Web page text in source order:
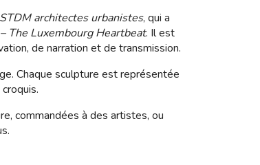
STDM architectes urbanistes, qui a
The Luxembourg Heartbeat. Il est
de narration et de transmission.
Chaque sculpture est représentée
commandées à des artistes, ou